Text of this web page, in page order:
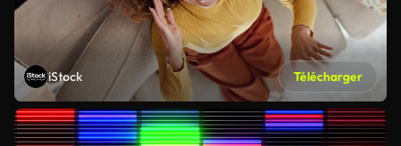
iStock Télécharger